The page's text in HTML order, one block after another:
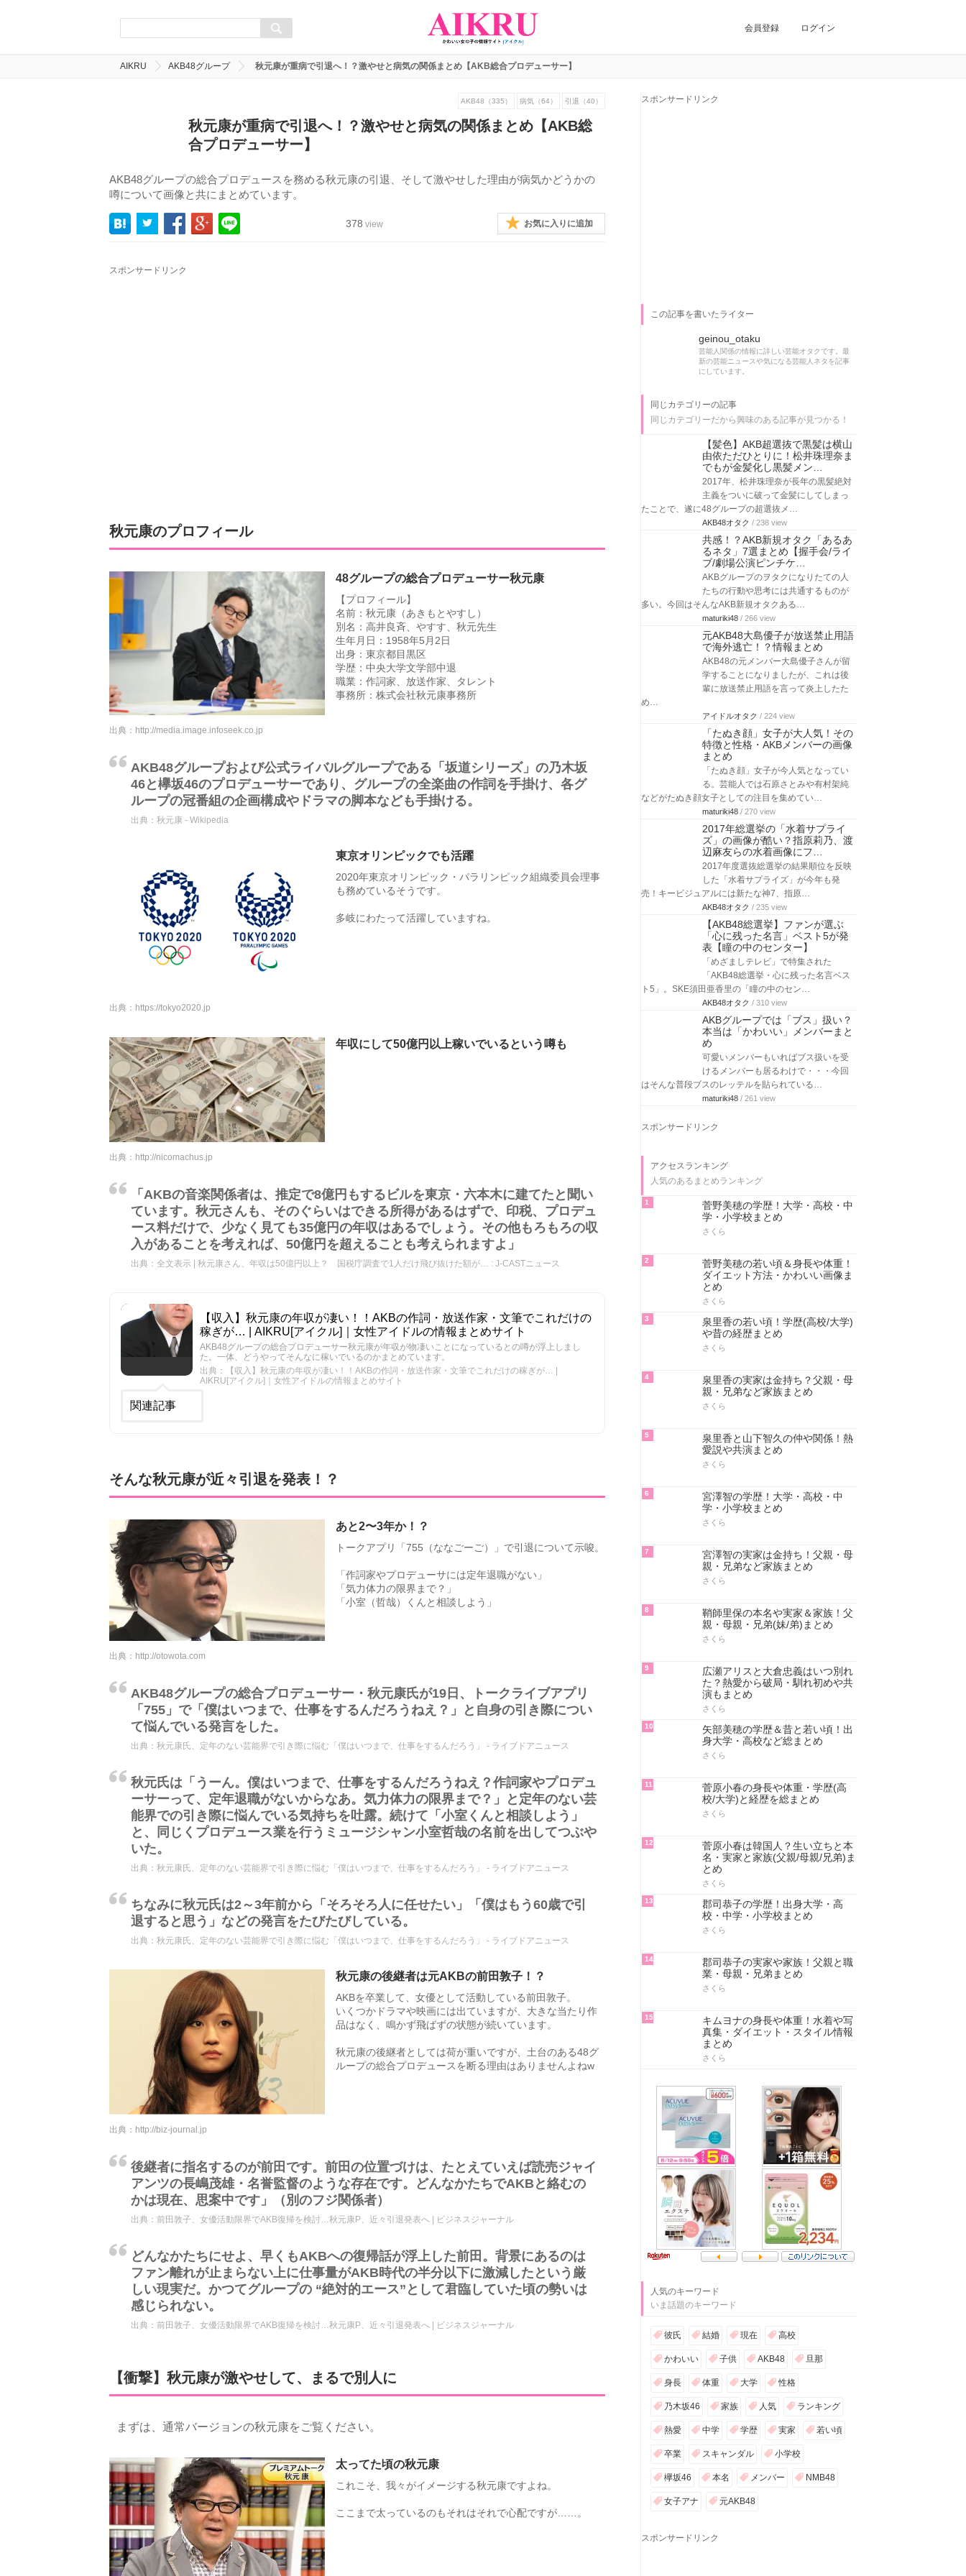
会員登録 ログイン
AIKRU AKB48グループ 秋元康が重病で引退へ！？激やせと病気の関係まとめ【AKB総合プロデューサー】
AKB48（335） 病気（64） 引退（40）
秋元康が重病で引退へ！？激やせと病気の関係まとめ【AKB総
合プロデューサー】
AKB48グループの総合プロデュースを務める秋元康の引退、そして激やせした理由が病気かどうかの
噂について画像と共にまとめています。
378 view お気に入りに追加
スポンサードリンク
秋元康のプロフィール
48グループの総合プロデューサー秋元康
【プロフィール】
名前：秋元康（あきもとやすし）
別名：高井良斉、やすす、秋元先生
生年月日：1958年5月2日
出身：東京都目黒区
学歴：中央大学文学部中退
職業：作詞家、放送作家、タレント
事務所：株式会社秋元康事務所
出典： http://media.image.infoseek.co.jp
AKB48グループおよび公式ライバルグループである「坂道シリーズ」の乃木坂
46と欅坂46のプロデューサーであり、グループの全楽曲の作詞を手掛け、各グ
ループの冠番組の企画構成やドラマの脚本なども手掛ける。
出典： 秋元康 - Wikipedia
東京オリンピックでも活躍
2020年東京オリンピック・パラリンピック組織委員会理事
も務めているそうです。
多岐にわたって活躍していますね。
出典： https://tokyo2020.jp
年収にして50億円以上稼いでいるという噂も
出典： http://nicomachus.jp
「AKBの音楽関係者は、推定で8億円もするビルを東京・六本木に建てたと聞い
ています。秋元さんも、そのぐらいはできる所得があるはずで、印税、プロデュ
ース料だけで、少なく見ても35億円の年収はあるでしょう。その他もろもろの収
入があることを考えれば、50億円を超えることも考えられますよ」
出典： 全文表示 | 秋元康さん、年収は50億円以上？ 国税庁調査で1人だけ飛び抜けた額が… : J-CASTニュース
【収入】秋元康の年収が凄い！！AKBの作詞・放送作家・文筆でこれだけの
稼ぎが… | AIKRU[アイクル]｜女性アイドルの情報まとめサイト
AKB48グループの総合プロデューサー秋元康が年収が物凄いことになっているとの噂が浮上しまし
た。一体、どうやってそんなに稼いでいるのかまとめています。
出典：【収入】秋元康の年収が凄い！！AKBの作詞・放送作家・文筆でこれだけの稼ぎが… |
AIKRU[アイクル]｜女性アイドルの情報まとめサイト
関連記事
そんな秋元康が近々引退を発表！？
あと2〜3年か！？
トークアプリ「755（ななごーご）」で引退について示唆。
「作詞家やプロデューサには定年退職がない」
「気力体力の限界まで？」
「小室（哲哉）くんと相談しよう」
出典： http://otowota.com
AKB48グループの総合プロデューサー・秋元康氏が19日、トークライブアプリ
「755」で「僕はいつまで、仕事をするんだろうねえ？」と自身の引き際につい
て悩んでいる発言をした。
出典： 秋元康氏、定年のない芸能界で引き際に悩む「僕はいつまで、仕事をするんだろう」 - ライブドアニュース
秋元氏は「うーん。僕はいつまで、仕事をするんだろうねえ？作詞家やプロデュ
ーサーって、定年退職がないからなあ。気力体力の限界まで？」と定年のない芸
能界での引き際に悩んでいる気持ちを吐露。続けて「小室くんと相談しよう」
と、同じくプロデュース業を行うミュージシャン小室哲哉の名前を出してつぶや
いた。
出典： 秋元康氏、定年のない芸能界で引き際に悩む「僕はいつまで、仕事をするんだろう」 - ライブドアニュース
ちなみに秋元氏は2～3年前から「そろそろ人に任せたい」「僕はもう60歳で引
退すると思う」などの発言をたびたびしている。
出典： 秋元康氏、定年のない芸能界で引き際に悩む「僕はいつまで、仕事をするんだろう」 - ライブドアニュース
秋元康の後継者は元AKBの前田敦子！？
AKBを卒業して、女優として活動している前田敦子。
いくつかドラマや映画には出ていますが、大きな当たり作
品はなく、鳴かず飛ばずの状態が続いています。
秋元康の後継者としては荷が重いですが、土台のある48グ
ループの総合プロデュースを断る理由はありませんよねw
出典： http://biz-journal.jp
後継者に指名するのが前田です。前田の位置づけは、たとえていえば読売ジャイ
アンツの長嶋茂雄・名誉監督のような存在です。どんなかたちでAKBと絡むの
かは現在、思案中です」（別のフジ関係者）
出典： 前田敦子、女優活動限界でAKB復帰を検討…秋元康P、近々引退発表へ | ビジネスジャーナル
どんなかたちにせよ、早くもAKBへの復帰話が浮上した前田。背景にあるのは
ファン離れが止まらない上に仕事量がAKB時代の半分以下に激減したという厳
しい現実だ。かつてグループの “絶対的エース”として君臨していた頃の勢いは
感じられない。
出典： 前田敦子、女優活動限界でAKB復帰を検討…秋元康P、近々引退発表へ | ビジネスジャーナル
【衝撃】秋元康が激やせして、まるで別人に
まずは、通常バージョンの秋元康をご覧ください。
太ってた頃の秋元康
これこそ、我々がイメージする秋元康ですよね。
ここまで太っているのもそれはそれで心配ですが……。
スポンサードリンク
この記事を書いたライター
geinou_otaku
芸能人関係の情報に詳しい芸能オタクです。最
新の芸能ニュースや気になる芸能人ネタを記事
にしています。
同じカテゴリーの記事
同じカテゴリーだから興味のある記事が見つかる！
【髪色】AKB超選抜で黒髪は横山
由依ただひとりに！松井珠理奈ま
でもが金髪化し黒髪メン…
2017年、松井珠理奈が長年の黒髪絶対
主義をついに破って金髪にしてしまっ
たことで、遂に48グループの超選抜メ…
AKB48オタク / 238 view
共感！？AKB新規オタク「あるあ
るネタ」7選まとめ【握手会/ライ
ブ/劇場公演ピンチケ…
AKBグループのヲタクになりたての人
たちの行動や思考には共通するものが
多い。今回はそんなAKB新規オタクある…
maturiki48 / 266 view
元AKB48大島優子が放送禁止用語
で海外逃亡！？情報まとめ
AKB48の元メンバー大島優子さんが留
学することになりましたが、これは後
輩に放送禁止用語を言って炎上したた
め…
アイドルオタク / 224 view
「たぬき顔」女子が大人気！その
特徴と性格・AKBメンバーの画像
まとめ
「たぬき顔」女子が今人気となってい
る。芸能人では石原さとみや有村架純
などがたぬき顔女子としての注目を集めてい…
maturiki48 / 270 view
2017年総選挙の「水着サプライ
ズ」の画像が酷い？指原莉乃、渡
辺麻友らの水着画像にフ…
2017年度選抜総選挙の結果順位を反映
した「水着サプライズ」が今年も発
売！キービジュアルには新たな神7、指原…
AKB48オタク / 235 view
【AKB48総選挙】ファンが選ぶ
「心に残った名言」ベスト5が発
表【瞳の中のセンター】
「めざましテレビ」で特集された
「AKB48総選挙・心に残った名言ベス
ト5」。SKE須田亜香里の「瞳の中のセン…
AKB48オタク / 310 view
AKBグループでは「ブス」扱い？
本当は「かわいい」メンバーまと
め
可愛いメンバーもいればブス扱いを受
けるメンバーも居るわけで・・・今回
はそんな普段ブスのレッテルを貼られている…
maturiki48 / 261 view
スポンサードリンク
アクセスランキング
人気のあるまとめランキング
1
菅野美穂の学歴！大学・高校・中
学・小学校まとめ
さくら
2
菅野美穂の若い頃＆身長や体重！
ダイエット方法・かわいい画像ま
とめ
さくら
3
泉里香の若い頃！学歴(高校/大学)
や昔の経歴まとめ
さくら
4
泉里香の実家は金持ち？父親・母
親・兄弟など家族まとめ
さくら
5
泉里香と山下智久の仲や関係！熱
愛説や共演まとめ
さくら
6
宮澤智の学歴！大学・高校・中
学・小学校まとめ
さくら
7
宮澤智の実家は金持ち！父親・母
親・兄弟など家族まとめ
さくら
8
鞘師里保の本名や実家＆家族！父
親・母親・兄弟(妹/弟)まとめ
さくら
9
広瀬アリスと大倉忠義はいつ別れ
た？熱愛から破局・馴れ初めや共
演もまとめ
さくら
10
矢部美穂の学歴＆昔と若い頃！出
身大学・高校など総まとめ
さくら
11
菅原小春の身長や体重・学歴(高
校/大学)と経歴を総まとめ
さくら
12
菅原小春は韓国人？生い立ちと本
名・実家と家族(父親/母親/兄弟)ま
とめ
さくら
13
郡司恭子の学歴！出身大学・高
校・中学・小学校まとめ
さくら
14
郡司恭子の実家や家族！父親と職
業・母親・兄弟まとめ
さくら
15
キムヨナの身長や体重！水着や写
真集・ダイエット・スタイル情報
まとめ
さくら
人気のキーワード
いま話題のキーワード
彼氏 結婚 現在 高校
かわいい 子供 AKB48 旦那
身長 体重 大学 性格
乃木坂46 家族 人気 ランキング
熱愛 中学 学歴 実家 若い頃
卒業 スキャンダル 小学校
欅坂46 本名 メンバー NMB48
女子アナ 元AKB48
スポンサードリンク